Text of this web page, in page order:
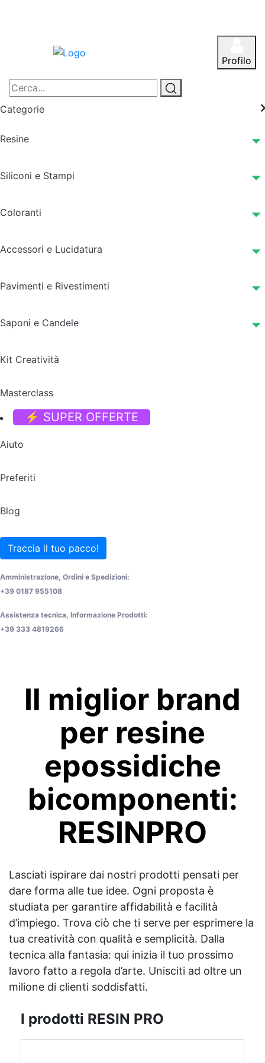
Profilo
Categorie
Resine
Siliconi e Stampi
Coloranti
Accessori e Lucidatura
Pavimenti e Rivestimenti
Saponi e Candele
Kit Creatività
Masterclass
⚡ SUPER OFFERTE
Aiuto
Preferiti
Blog
Traccia il tuo pacco!
Amministrazione, Ordini e Spedizioni:
+39 0187 955108
Assistenza tecnica, Informazione Prodotti:
+39 333 4819266
Il miglior brand
per resine
epossidiche
bicomponenti:
RESINPRO
Lasciati ispirare dai nostri prodotti pensati per
dare forma alle tue idee. Ogni proposta è
studiata per garantire affidabilità e facilità
d’impiego. Trova ciò che ti serve per esprimere la
tua creatività con qualità e semplicità. Dalla
tecnica alla fantasia: qui inizia il tuo prossimo
lavoro fatto a regola d’arte. Unisciti ad oltre un
milione di clienti soddisfatti.
I prodotti RESIN PRO